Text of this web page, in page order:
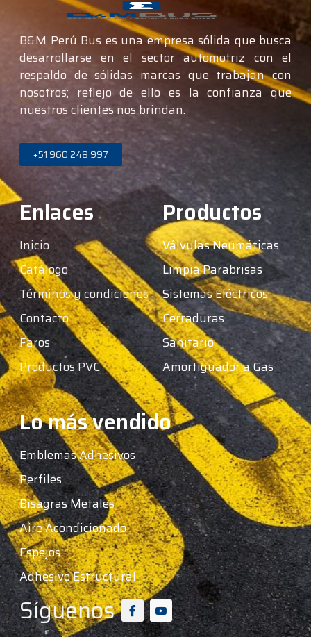
B&M Perú Bus es una empresa sólida que busca
desarrollarse en el sector automotriz con el
respaldo de sólidas marcas que trabajan con
nosotros; reflejo de ello es la confianza que
nuestros clientes nos brindan.
+51 960 248 997
Enlaces
Inicio
Catálogo
Términos y condiciones
Contacto
Faros
Productos PVC
Productos
Válvulas Neumáticas
Limpia Parabrisas
Sistemas Eléctricos
Cerraduras
Sanitario
Amortiguador a Gas
Lo más vendido
Emblemas Adhesivos
Perfiles
Bisagras Metales
Aire Acondicionado
Espejos
Adhesivo Estructural
Síguenos